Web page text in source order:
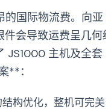
的国际物流费。向亚
件会导致运费呈几何
JS1000 主机及全套
**：
构优化，整机可完美